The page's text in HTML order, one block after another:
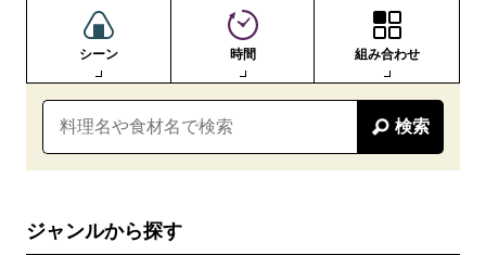
シーン 時間 組み合わせ
検索
ジャンルから探す